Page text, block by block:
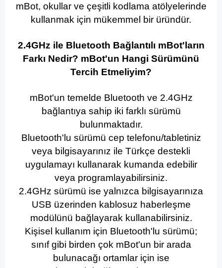
mBot, okullar ve çeşitli kodlama atölyelerinde
kullanmak için mükemmel bir üründür.
2.4GHz ile Bluetooth Bağlantılı mBot'ların
Farkı Nedir? mBot'un Hangi Sürümünü
Tercih Etmeliyim?
mBot'un temelde Bluetooth ve 2.4GHz
bağlantıya sahip iki farklı sürümü
bulunmaktadır.
Bluetooth'lu sürümü cep telefonu/tabletiniz
veya bilgisayarınız ile Türkçe destekli
uygulamayı kullanarak kumanda edebilir
veya programlayabilirsiniz.
2.4GHz sürümü ise yalnızca bilgisayarınıza
USB üzerinden kablosuz haberleşme
modülünü bağlayarak kullanabilirsiniz.
Kişisel kullanım için Bluetooth'lu sürümü;
sınıf gibi birden çok mBot'un bir arada
bulunacağı ortamlar için ise